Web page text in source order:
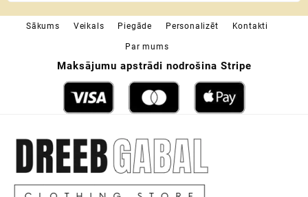
through
19,49 €
Sākums Veikals Piegāde Personalizēt Kontakti
Par mums
Maksājumu apstrādi nodrošina Stripe